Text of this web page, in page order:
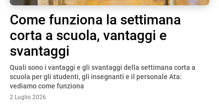
Come funziona la settimana
corta a scuola, vantaggi e
svantaggi
Quali sono i vantaggi e gli svantaggi della settimana corta a
scuola per gli studenti, gli insegnanti e il personale Ata:
vediamo come funziona
2 Luglio 2026